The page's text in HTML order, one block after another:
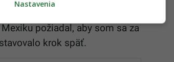
naše dobrodružstvá. Po
požiadal, aby som sa za
krok späť.
Nastavenia